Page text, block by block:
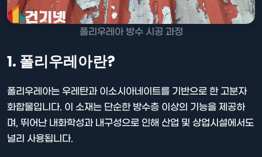
폴리우레아 방수 시공 과정
1. 폴리우레아란?
폴리우레아는 우레탄과 이소시아네이트를 기반으로 한 고분자
화합물입니다. 이 소재는 단순한 방수층 이상의 기능을 제공하
며, 뛰어난 내화학성과 내구성으로 인해 산업 및 상업시설에서도
널리 사용됩니다.